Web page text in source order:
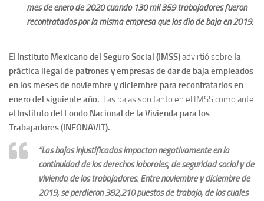
mes de enero de 2020 cuando 130 mil 359 trabajadores fueron
recontratados por la misma empresa que los dio de baja en 2019.
El Instituto Mexicano del Seguro Social (IMSS)advirtió sobre la
práctica ilegal de patrones y empresas de dar de baja empleados
en los meses de noviembre y diciembre para recontratarlos en
enero del siguiente año. Las bajas son tanto en el IMSS como ante
el Instituto del Fondo Nacional de la Vivienda para los
Trabajadores (INFONAVIT).
“Las bajas injustificadas impactan negativamente en la
continuidad de los derechos laborales, de seguridad social y de
vivienda de los trabajadores. Entre noviembre y diciembre de
2019, se perdieron 382,210 puestos de trabajo, de los cuales